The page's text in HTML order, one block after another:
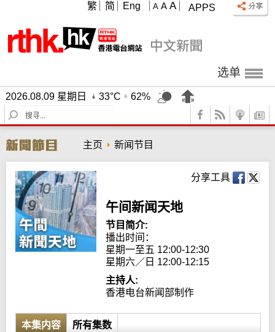
APPS
A A A
繁 简 Eng
选单
2026.08.09 星期日 33°C
62%
S
e
r
c
h
主页 新闻节目
分享工具
午间新闻天地
节目简介:
播出时间：
星期一至五 12:00-12:30
星期六／日 12:00-12:15
主持人:
香港电台新闻部制作
本集内容 所有集数